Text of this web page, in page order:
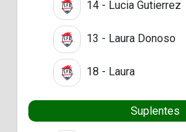
14 - Lucia Gutierrez
13 - Laura Donoso
18 - Laura
Suplentes